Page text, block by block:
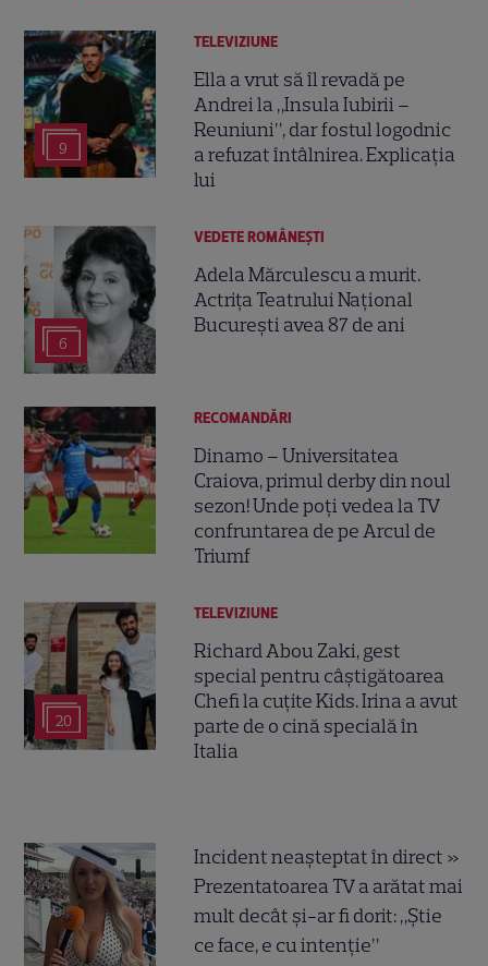
9
TELEVIZIUNE
Ella a vrut să îl revadă pe
Andrei la „Insula Iubirii –
Reuniuni”, dar fostul logodnic
a refuzat întâlnirea. Explicația
lui
6
VEDETE ROMÂNEŞTI
Adela Mărculescu a murit.
Actrița Teatrului Național
București avea 87 de ani
RECOMANDĂRI
Dinamo – Universitatea
Craiova, primul derby din noul
sezon! Unde poți vedea la TV
confruntarea de pe Arcul de
Triumf
20
TELEVIZIUNE
Richard Abou Zaki, gest
special pentru câștigătoarea
Chefi la cuțite Kids. Irina a avut
parte de o cină specială în
Italia
Incident neașteptat în direct »
Prezentatoarea TV a arătat mai
mult decât și-ar fi dorit: „Știe
ce face, e cu intenție”